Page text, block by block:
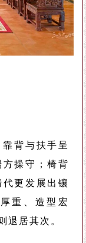
背与扶手呈
操守；椅背
更发展出镶
重、造型宏
退居其次。